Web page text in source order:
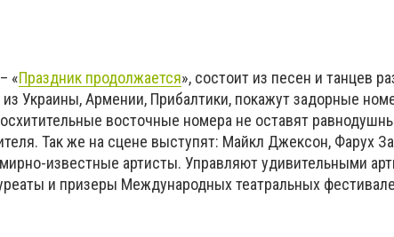
«Праздник продолжается», состоит из песен и танцев
Украины, Армении, Прибалтики, покажут задорные
восточные номера не оставят
Так же на сцене выступят: Майкл Джексон, Фарух
известные артисты. Управляют удивительными
и призеры Международных театральных